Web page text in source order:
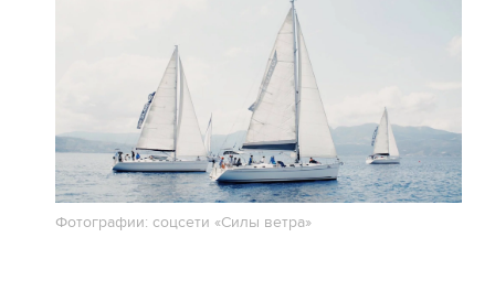
Фотографии: соцсети «Силы ветра»